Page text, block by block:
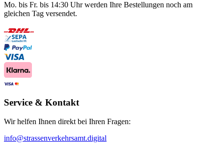
Mo. bis Fr. bis 14:30 Uhr werden Ihre Bestellungen noch am
gleichen Tag versendet.
Service & Kontakt
Wir helfen Ihnen direkt bei Ihren Fragen:
info@strassenverkehrsamt.digital